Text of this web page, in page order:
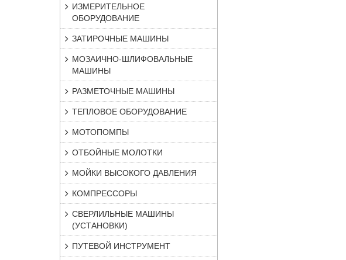
ИЗМЕРИТЕЛЬНОЕ
ОБОРУДОВАНИЕ
ЗАТИРОЧНЫЕ МАШИНЫ
МОЗАИЧНО-ШЛИФОВАЛЬНЫЕ
МАШИНЫ
РАЗМЕТОЧНЫЕ МАШИНЫ
ТЕПЛОВОЕ ОБОРУДОВАНИЕ
МОТОПОМПЫ
ОТБОЙНЫЕ МОЛОТКИ
МОЙКИ ВЫСОКОГО ДАВЛЕНИЯ
КОМПРЕССОРЫ
СВЕРЛИЛЬНЫЕ МАШИНЫ
(УСТАНОВКИ)
ПУТЕВОЙ ИНСТРУМЕНТ